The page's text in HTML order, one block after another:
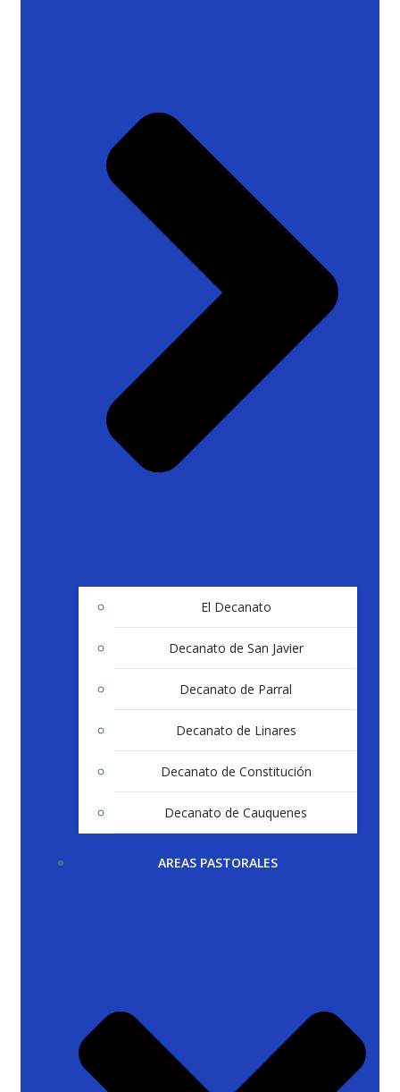
El Decanato
Decanato de San Javier
Decanato de Parral
Decanato de Linares
Decanato de Constitución
Decanato de Cauquenes
AREAS PASTORALES